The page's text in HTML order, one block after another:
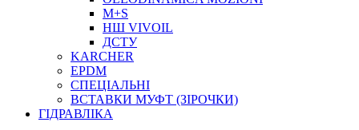
ФІЛЬТРИ ДЛЯ ПАЛЬНОГО
ПІДДОНИ ДЛЯ БОЧОК
МОДУЛЬНІ АЗС
МЕТРОЛОГІЧНЕ ОБЛАДНАННЯ
ЛІЧИЛЬНИКИ І ВИТРАТОМІРИ ДЛЯ ПАЛЬНОГО
КОТУШКИ ДЛЯ ШЛАНГІВ
M+S
НШ VIVOIL
ДСТУ
KARCHER
EPDM
СПЕЦІАЛЬНІ
ВСТАВКИ МУФТ (ЗІРОЧКИ)
ГІДРАВЛІКА